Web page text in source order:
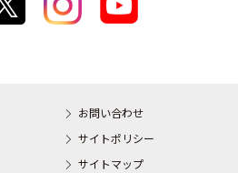
お問い合わせ
サイトポリシー
サイトマップ